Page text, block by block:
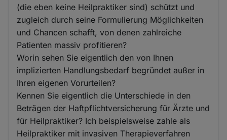
(die eben keine Heilpraktiker sind) schützt und
zugleich durch seine Formulierung Möglichkeiten
und Chancen schafft, von denen zahlreiche
Patienten massiv profitieren?
Worin sehen Sie eigentlich den von Ihnen
implizierten Handlungsbedarf begründet außer in
Ihren eigenen Vorurteilen?
Kennen Sie eigentlich die Unterschiede in den
Beträgen der Haftpflichtversicherung für Ärzte und
für Heilpraktiker? Ich beispielsweise zahle als
Heilpraktiker mit invasiven Therapieverfahren